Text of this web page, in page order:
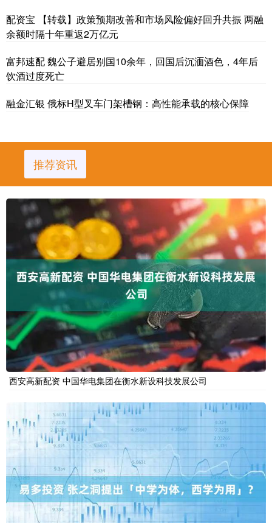
配资宝 【转载】政策预期改善和市场风险偏好回升共振 两融
余额时隔十年重返2万亿元
富邦速配 魏公子避居别国10余年，回国后沉湎酒色，4年后
饮酒过度死亡
融金汇银 俄标H型叉车门架槽钢：高性能承载的核心保障
推荐资讯
西安高新配资 中国华电集团在衡水新设科技发展公司